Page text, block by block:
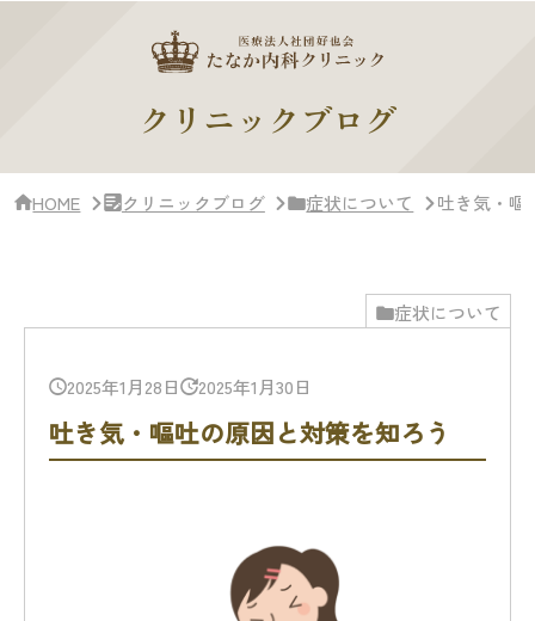
クリニックブログ
HOME クリニックブログ 症状について 吐き気・嘔
症状について
2025年1月28日 2025年1月30日
吐き気・嘔吐の原因と対策を知ろう